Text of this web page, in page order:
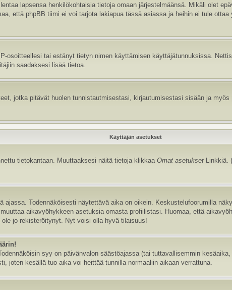
lapsensa henkilökohtaisia tietoja omaan järjestelmäänsä. Mikäli olet
että phpBB tiimi ei voi tarjota lakiapua tässä asiassa ja heihin ei tule
osoitteellesi tai estänyt tietyn nimen käyttämisen käyttäjätunnuksissa.
saadaksesi lisää tietoa.
jotka pitävät huolen tunnistautmisestasi, kirjautumisestasi sisään ja
Käyttäjän asetukset
tietokantaan. Muuttaaksesi näitä tietoja klikkaaOmat asetukset Linkkiä.
ajassa. Todennäköisesti näytettävä aika on oikein. Keskustelufoorumilla
aikavyöhykkeen asetuksia omasta profiilistasi. Huomaa, että
jo rekisteröitynyt. Nyt voisi olla hyvä tilaisuus!
syy on päivänvalon säästöajassa (tai tuttavallisemmin
joten kesällä tuo aika voi heittää tunnilla normaaliin aikaan verrattuna.